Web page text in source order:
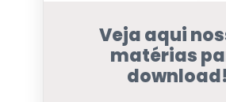
Veja aqui
matérias
download!